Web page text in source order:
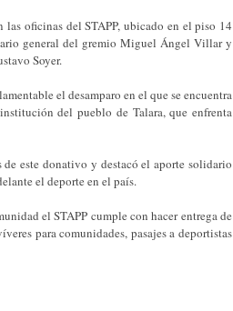
oficinas del STAPP, ubicado en el piso 14
general del gremio Miguel Ángel Villar y
Soyer.
el desamparo en el que se encuentra
del pueblo de Talara, que enfrenta
este donativo y destacó el aporte solidario
el deporte en el país.
el STAPP cumple con hacer entrega de
para comunidades, pasajes a deportistas